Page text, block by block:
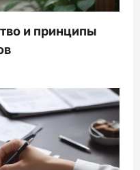
и принципы